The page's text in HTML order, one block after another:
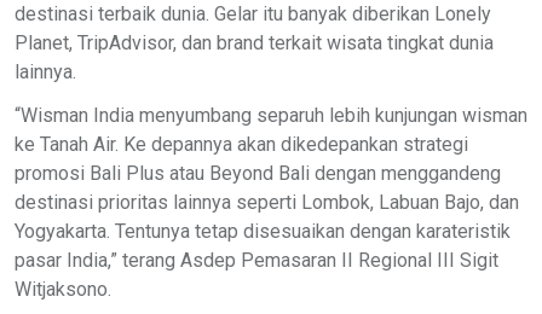
destinasi terbaik dunia. Gelar itu banyak diberikan Lonely
Planet, TripAdvisor, dan brand terkait wisata tingkat dunia
lainnya.
“Wisman India menyumbang separuh lebih kunjungan wisman
ke Tanah Air. Ke depannya akan dikedepankan strategi
promosi Bali Plus atau Beyond Bali dengan menggandeng
destinasi prioritas lainnya seperti Lombok, Labuan Bajo, dan
Yogyakarta. Tentunya tetap disesuaikan dengan karateristik
pasar India,” terang Asdep Pemasaran II Regional III Sigit
Witjaksono.